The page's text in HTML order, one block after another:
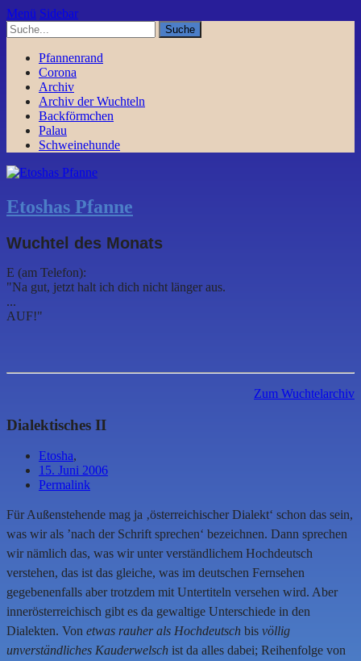
Menü Sidebar
Pfannenrand
Corona
Archiv
Archiv der Wuchteln
Backförmchen
Palau
Schweinehunde
Etoshas Pfanne
Wuchtel des Monats
E (am Telefon):
"Na gut, jetzt halt ich dich nicht länger aus.
...
AUF!"
Zum Wuchtelarchiv
Dialektisches II
Etosha,
15. Juni 2006
Permalink
Für Außenstehende mag ja ‚österreichischer Dialekt‘ schon das sein,
was wir als ’nach der Schrift sprechen‘ bezeichnen. Dann sprechen
wir nämlich das, was wir unter verständlichem Hochdeutsch
verstehen, das ist das gleiche, was im deutschen Fernsehen
gegebenenfalls aber trotzdem mit Untertiteln versehen wird. Aber
innerösterreichisch gibt es da gewaltige Unterschiede in den
Dialekten. Von etwas rauher als Hochdeutsch bis völlig
unverständliches Kauderwelsch ist da alles dabei; Reihenfolge von